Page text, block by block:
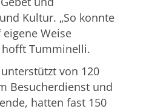
Kultur. „So konnte
Weise
hofft Tumminelli.
von 120
Besucherdienst und
hatten fast 150